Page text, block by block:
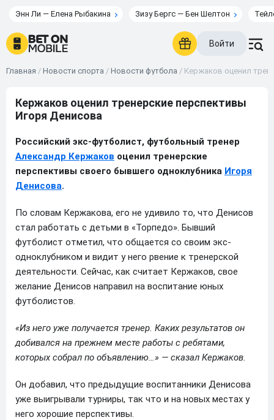
Энн Ли — Елена Рыбакина Зизу Бергс — Бен Шелтон
Войти
Главная / Новости спорта / Новости футбола / Кержаков оценил
Кержаков оценил тренерские перспективы
Игоря Денисова
Российский экс-футболист, футбольный тренер
Александр Кержаков оценил тренерские
перспективы своего бывшего одноклубника Игоря
Денисова.
По словам Кержакова, его не удивило то, что Денисов
стал работать с детьми в «Торпедо». Бывший
футболист отметил, что общается со своим экс-
одноклубником и видит у него рвение к тренерской
деятельности. Сейчас, как считает Кержаков, свое
желание Денисов направил на воспитание юных
футболистов.
«Из него уже получается тренер. Каких результатов он
добивался на прежнем месте работы с ребятами,
которых собрал по объявлению…» — сказал Кержаков.
Он добавил, что предыдущие воспитанники Денисова
уже выигрывали турниры, так что и на новых местах у
него хорошие перспективы.